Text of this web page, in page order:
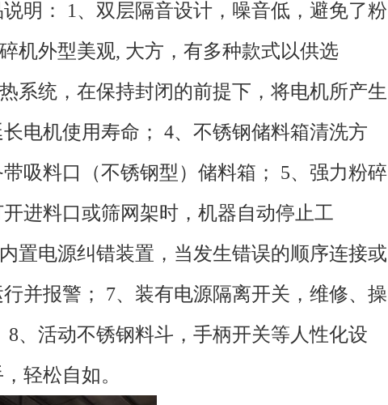
明： 1、双层隔音设计，噪音低，避免了粉
机外型美观, 大方，有多种款式以供选
系统，在保持封闭的前提下，将电机所产生
电机使用寿命； 4、不锈钢储料箱清洗方
吸料口（不锈钢型）储料箱； 5、强力粉碎
进料口或筛网架时，机器自动停止工
置电源纠错装置，当发生错误的顺序连接或
并报警； 7、装有电源隔离开关，维修、操
8、活动不锈钢料斗，手柄开关等人性化设
轻松自如。